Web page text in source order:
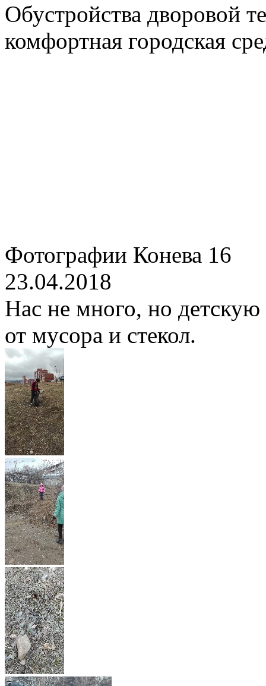
Обустройства дворовой
комфортная городская
Фотографии Конева 16
23.04.2018
Нас не много, но
от мусора и стекол.